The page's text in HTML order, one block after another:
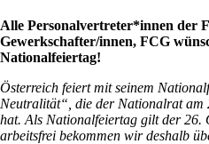
Alle Personalvertreter*innen der
Gewerkschafter/innen, FCG
Nationalfeiertag!
Österreich feiert mit seinem
Neutralität“, die der Nationalrat am
hat. Als Nationalfeiertag gilt der 26.
arbeitsfrei bekommen wir deshalb